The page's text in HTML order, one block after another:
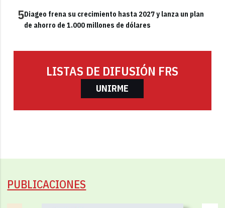
5Diageo frena su crecimiento hasta 2027 y lanza un plan
de ahorro de 1.000 millones de dólares
LISTAS DE DIFUSIÓN FRS
UNIRME
PUBLICACIONES